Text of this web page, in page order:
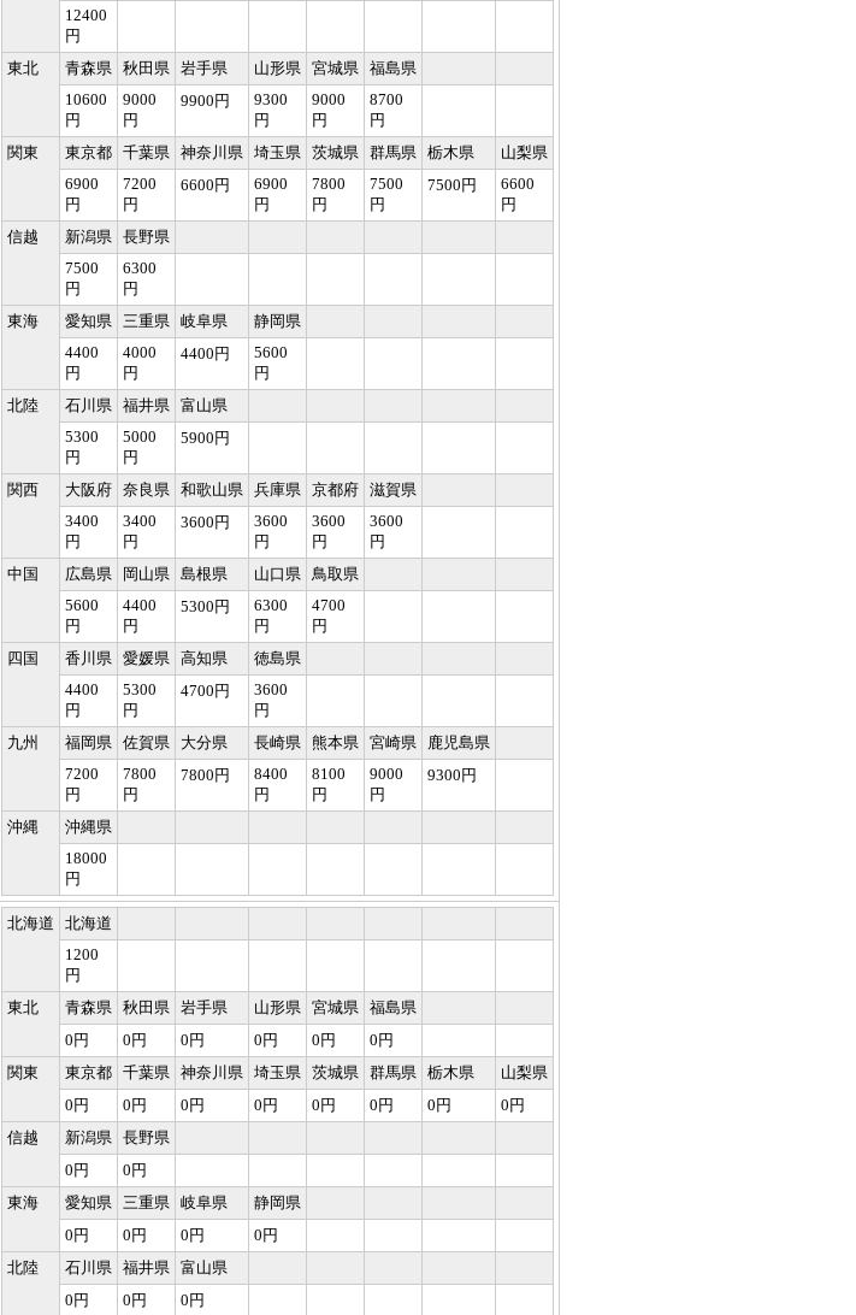
12400
円
東北
青森県 秋田県 岩手県 山形県 宮城県 福島県
10600
円
9000
円
9900円
9300
円
9000
円
8700
円
関東
東京都 千葉県 神奈川県 埼玉県 茨城県 群馬県 栃木県
山梨県
6900
円
7200
円
6600円
6900
円
7800
円
7500
円
7500円
6600
円
信越
新潟県 長野県
7500
円
6300
円
東海
愛知県 三重県 岐阜県
静岡県
4400
円
4000
円
4400円
5600
円
北陸
石川県 福井県 富山県
5300
円
5000
円
5900円
関西 大阪府 奈良県 和歌山県 兵庫県 京都府 滋賀県
3400
円
3400
円
3600円
3600
円
3600
円
3600
円
中国
広島県 岡山県 島根県 山口県
鳥取県
5600
円
4400
円
5300円
6300
円
4700
円
四国
香川県 愛媛県 高知県
徳島県
4400
円
5300
円
4700円
3600
円
九州
福岡県 佐賀県 大分県 長崎県 熊本県 宮崎県
鹿児島県
7200
円
7800
円
7800円
8400
円
8100
円
9000
円
9300円
沖縄
沖縄県
18000
円
北海道
北海道
1200
円
東北
青森県 秋田県 岩手県 山形県 宮城県 福島県
0円
0円 0円 0円 0円
0円
関東
東京都 千葉県 神奈川県 埼玉県 茨城県 群馬県 栃木県
山梨県
0円
0円 0円 0円 0円 0円 0円
0円
信越
新潟県 長野県
0円
0円
東海
愛知県 三重県 岐阜県
静岡県
0円
0円 0円
0円
北陸
石川県 福井県 富山県
0円
0円 0円